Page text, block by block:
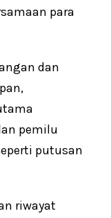
para
dan
pemilu
putusan
riwayat